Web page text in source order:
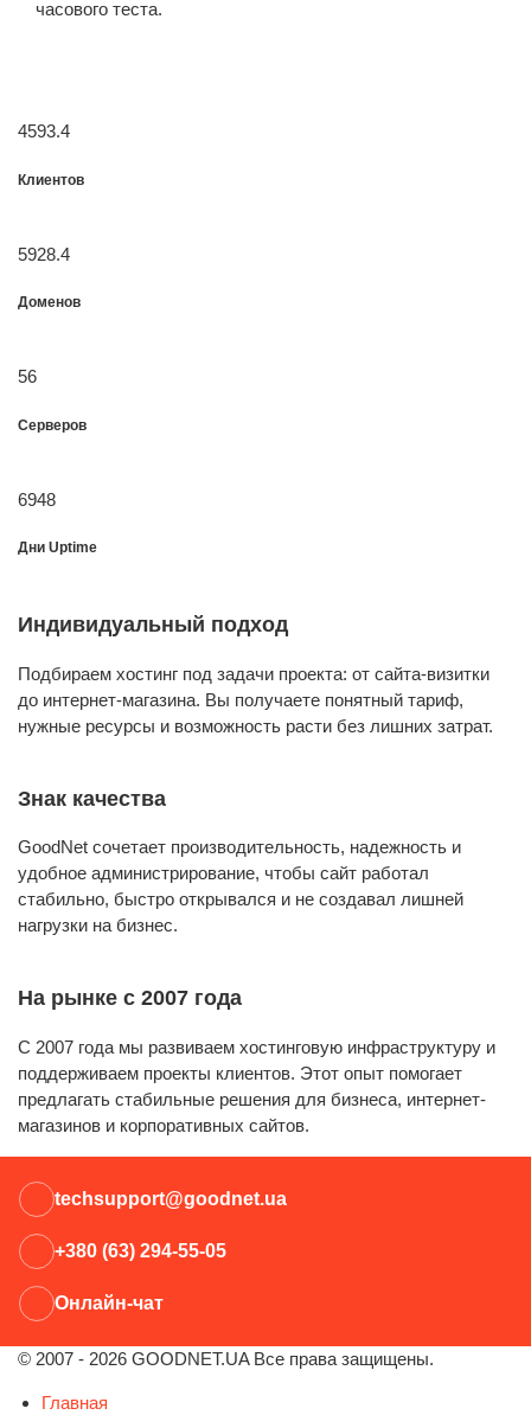
часового теста.
4593.4
Клиентов
5928.4
Доменов
56
Серверов
6948
Дни Uptime
Индивидуальный подход
Подбираем хостинг под задачи проекта: от сайта-визитки
до интернет-магазина. Вы получаете понятный тариф,
нужные ресурсы и возможность расти без лишних затрат.
Знак качества
GoodNet сочетает производительность, надежность и
удобное администрирование, чтобы сайт работал
стабильно, быстро открывался и не создавал лишней
нагрузки на бизнес.
На рынке с 2007 года
С 2007 года мы развиваем хостинговую инфраструктуру и
поддерживаем проекты клиентов. Этот опыт помогает
предлагать стабильные решения для бизнеса, интернет-
магазинов и корпоративных сайтов.
techsupport@goodnet.ua
+380 (63) 294-55-05
Онлайн-чат
© 2007 - 2026 GOODNET.UA Все права защищены.
Главная